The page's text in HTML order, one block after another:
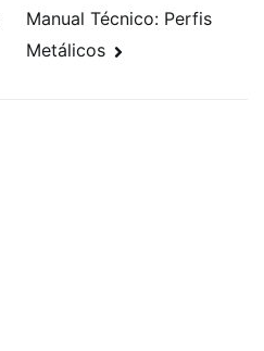
Manual Técnico: Perfis
Metálicos